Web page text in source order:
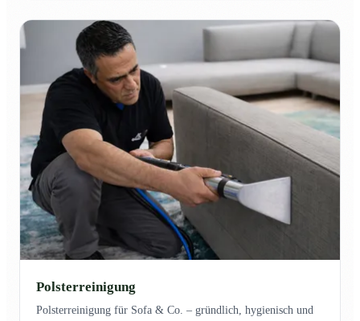
Polsterreinigung
Polsterreinigung für Sofa & Co. – gründlich, hygienisch und